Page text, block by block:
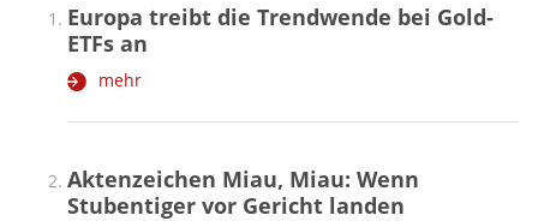
Europa treibt die Trendwende bei Gold-
ETFs an
mehr
Aktenzeichen Miau, Miau: Wenn
Stubentiger vor Gericht landen